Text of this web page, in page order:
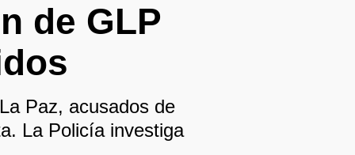
de GLP
Paz, acusados de
La Policía investiga